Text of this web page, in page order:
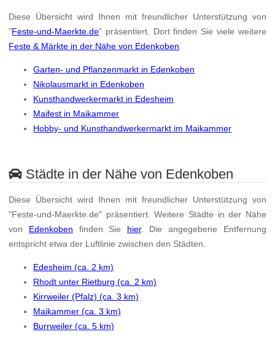
Diese Übersicht wird Ihnen mit freundlicher Unterstützung von
"Feste-und-Maerkte.de" präsentiert. Dort finden Sie viele weitere
Feste & Märkte in der Nähe von Edenkoben
Garten- und Pflanzenmarkt in Edenkoben
Nikolausmarkt in Edenkoben
Kunsthandwerkermarkt in Edesheim
Maifest in Maikammer
Hobby- und Kunsthandwerkermarkt im Maikammer
Städte in der Nähe von Edenkoben
Diese Übersicht wird Ihnen mit freundlicher Unterstützung von
"Feste-und-Maerkte.de" präsentiert. Weitere Städte in der Nähe
von Edenkoben finden Sie hier. Die angegebene Entfernung
entspricht etwa der Luftlinie zwischen den Städten.
Edesheim (ca. 2 km)
Rhodt unter Rietburg (ca. 2 km)
Kirrweiler (Pfalz) (ca. 3 km)
Maikammer (ca. 3 km)
Burrweiler (ca. 5 km)